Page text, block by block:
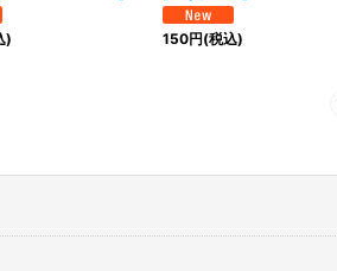
) 150円(税込)